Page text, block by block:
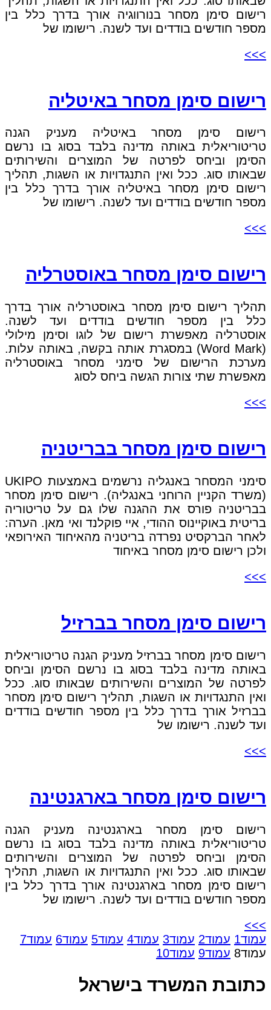
רישום סימן מסחר בנורווגיה אורך בדרך כלל בין
מספר חודשים בודדים ועד לשנה. רישומו של
>>>
רישום סימן מסחר באיטליה
רישום סימן מסחר באיטליה מעניק הגנה
טריטוריאלית באותה מדינה בלבד בסוג בו נרשם
הסימן וביחס לפרטה של המוצרים והשירותים
שבאותו סוג. ככל ואין התנגדויות או השגות, תהליך
רישום סימן מסחר באיטליה אורך בדרך כלל בין
מספר חודשים בודדים ועד לשנה. רישומו של
>>>
רישום סימן מסחר באוסטרליה
תהליך רישום סימן מסחר באוסטרליה אורך בדרך
כלל בין מספר חודשים בודדים ועד לשנה.
אוסטרליה מאפשרת רישום של לוגו וסימן מילולי
(Word Mark) במסגרת אותה בקשה, באותה עלות.
מערכת הרישום של סימני מסחר באוסטרליה
מאפשרת שתי צורות הגשה ביחס לסוג
>>>
רישום סימן מסחר בבריטניה
סימני המסחר באנגליה נרשמים באמצעות UKIPO
(משרד הקניין הרוחני באנגליה). רישום סימן מסחר
בבריטניה פורס את ההגנה שלו גם על טריטוריה
בריטית באוקיינוס ​​ההודי, איי פוקלנד ואי מאן. הערה:
לאחר הברקסיט נפרדה בריטניה מהאיחוד האירופאי
ולכן רישום סימן מסחר באיחוד
>>>
רישום סימן מסחר בברזיל
רישום סימן מסחר בברזיל מעניק הגנה טריטוריאלית
באותה מדינה בלבד בסוג בו נרשם הסימן וביחס
לפרטה של המוצרים והשירותים שבאותו סוג. ככל
ואין התנגדויות או השגות, תהליך רישום סימן מסחר
בברזיל אורך בדרך כלל בין מספר חודשים בודדים
ועד לשנה. רישומו של
>>>
רישום סימן מסחר בארגנטינה
רישום סימן מסחר בארגנטינה מעניק הגנה
טריטוריאלית באותה מדינה בלבד בסוג בו נרשם
הסימן וביחס לפרטה של המוצרים והשירותים
שבאותו סוג. ככל ואין התנגדויות או השגות, תהליך
רישום סימן מסחר בארגנטינה אורך בדרך כלל בין
מספר חודשים בודדים ועד לשנה. רישומו של
>>>
עמוד1 עמוד2 עמוד3 עמוד4 עמוד5 עמוד6 עמוד7
עמוד8 עמוד9 עמוד10
כתובת המשרד בישראל